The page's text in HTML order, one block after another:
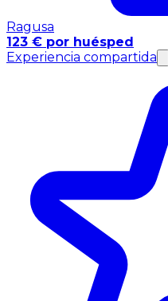
Ragusa
123 € por huésped
Experiencia compartida